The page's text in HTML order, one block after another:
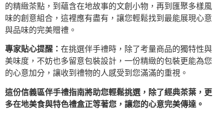
的精緻茶點，到蘊含在地故事的文創小物，再到匯聚多樣風
味的創意組合，這裡應有盡有，讓您輕鬆找到最能展現心意
與品味的完美贈禮。
專家貼心提醒： 在挑選伴手禮時，除了考量商品的獨特性與
美味度，不妨也多留意包裝設計，一份精緻的包裝更能為您
的心意加分，讓收到禮物的人感受到您滿滿的重視。
這份信義區伴手禮指南將助您輕鬆挑選，除了經典茶葉，更
多在地美食與特色禮盒正等著您，讓您的心意完美傳達。